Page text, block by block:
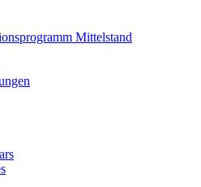
Mittelstand